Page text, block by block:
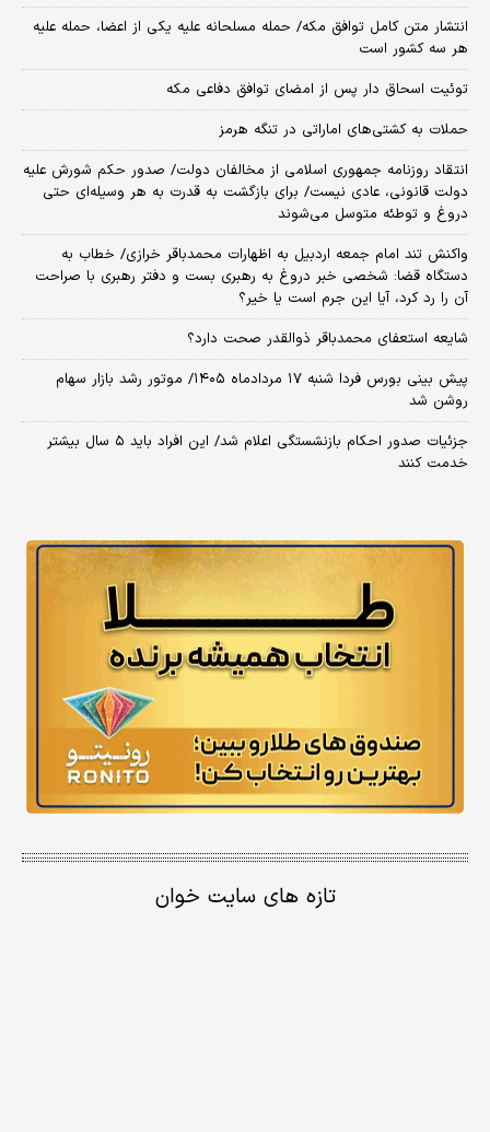
انتشار متن کامل توافق مکه/ حمله مسلحانه علیه یکی از اعضا، حمله علیه
هر سه کشور است
توئیت اسحاق دار پس از امضای توافق دفاعی مکه
حملات به کشتی‌های اماراتی در تنگه هرمز
انتقاد روزنامه جمهوری اسلامی از مخالفان دولت/ صدور حکم شورش علیه
دولت قانونی، عادی نیست/ برای بازگشت به قدرت به هر وسیله‌ای حتی
دروغ و توطئه متوسل می‌شوند
واکنش تند امام جمعه اردبیل به اظهارات محمدباقر خرازی/ خطاب به
دستگاه قضا: شخصی خبر دروغ به رهبری بست و دفتر رهبری با صراحت
آن را رد کرد، آیا این جرم است یا خیر؟
شایعه استعفای محمدباقر ذوالقدر صحت دارد؟
پیش بینی بورس فردا شنبه ۱۷ مردادماه ۱۴۰۵/ موتور رشد بازار سهام
روشن شد
جزئیات صدور احکام بازنشستگی اعلام شد/ این افراد باید ۵ سال بیشتر
خدمت کنند
تازه های سایت خوان